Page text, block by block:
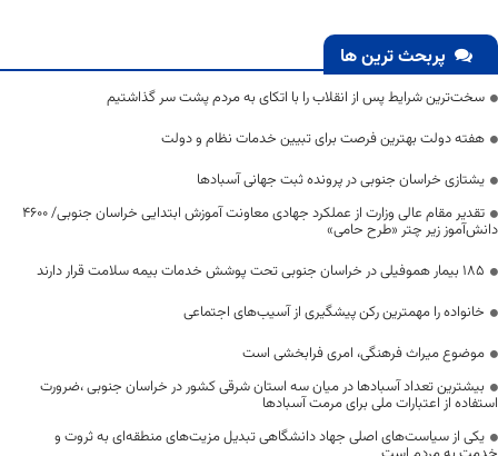
پربحث ترین ها
سخت‌ترین شرایط پس از انقلاب را با اتکای به مردم پشت سر گذاشتیم
هفته دولت بهترین فرصت برای تبیین خدمات نظام و دولت
یشتازی خراسان جنوبی در پرونده ثبت جهانی آسبادها
تقدیر مقام عالی وزارت از عملکرد جهادی معاونت آموزش ابتدایی خراسان جنوبی/ ۴۶۰۰
دانش‌آموز زیر چتر «طرح حامی»
۱۸۵ بیمار هموفیلی در خراسان جنوبی تحت پوشش خدمات بیمه سلامت قرار دارند
خانواده را مهمترین رکن پیشگیری از آسیب‌های اجتماعی
موضوع میراث فرهنگی، امری فرابخشی است
بیشترین تعداد آسبادها در میان سه استان شرقی کشور در خراسان جنوبی ،ضرورت
استفاده از اعتبارات ملی برای مرمت آسبادها
یکی از سیاست‌های اصلی جهاد دانشگاهی تبدیل مزیت‌های منطقه‌ای به ثروت و